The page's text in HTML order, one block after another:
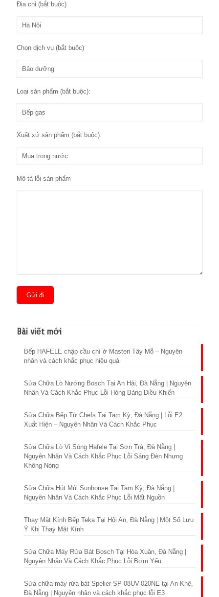
Địa chỉ (bắt buộc)
Chọn dịch vụ (bắt buộc)
Loại sản phẩm (bắt buộc):
Xuất xứ sản phẩm (bắt buộc):
Mô tả lỗi sản phẩm
Bài viết mới
Bếp HAFELE chập cầu chì ở Masteri Tây Mỗ – Nguyên
nhân và cách khắc phục hiệu quả
Sửa Chữa Lò Nướng Bosch Tại An Hải, Đà Nẵng | Nguyên
Nhân Và Cách Khắc Phục Lỗi Hỏng Bảng Điều Khiển
Sửa Chữa Bếp Từ Chefs Tại Tam Kỳ, Đà Nẵng | Lỗi E2
Xuất Hiện – Nguyên Nhân Và Cách Khắc Phục
Sửa Chữa Lò Vi Sóng Hafele Tại Sơn Trà, Đà Nẵng |
Nguyên Nhân Và Cách Khắc Phục Lỗi Sáng Đèn Nhưng
Không Nóng
Sửa Chữa Hút Mùi Sunhouse Tại Tam Kỳ, Đà Nẵng |
Nguyên Nhân Và Cách Khắc Phục Lỗi Mất Nguồn
Thay Mặt Kính Bếp Teka Tại Hội An, Đà Nẵng | Một Số Lưu
Ý Khi Thay Mặt Kính
Sửa Chữa Máy Rửa Bát Bosch Tại Hòa Xuân, Đà Nẵng |
Nguyên Nhân Và Cách Khắc Phục Lỗi Bơm Yếu
Sửa chữa máy rửa bát Spelier SP 08UV-020NE tại An Khê,
Đà Nẵng | Nguyên nhân và cách khắc phục lỗi E3